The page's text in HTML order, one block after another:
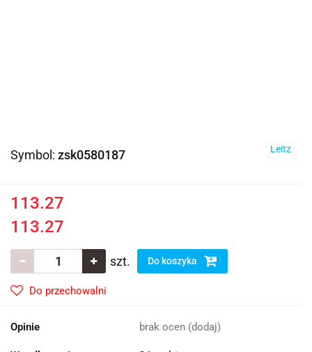
Symbol: zsk0580187 Leitz
113.27
113.27
szt. Do koszyka
Do przechowalni
Opinie brak ocen (dodaj)